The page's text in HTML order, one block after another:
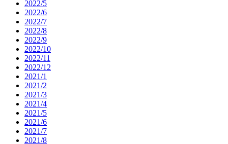
2022/5
2022/6
2022/7
2022/8
2022/9
2022/10
2022/11
2022/12
2021/1
2021/2
2021/3
2021/4
2021/5
2021/6
2021/7
2021/8